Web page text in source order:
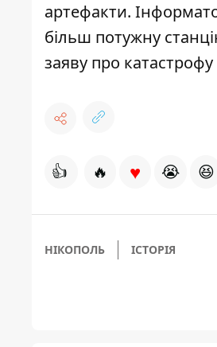
артефакти.
більш потужну
заяву про
👍 🔥 ♥ 😭 😆
НІКОПОЛЬ ІСТОРІЯ